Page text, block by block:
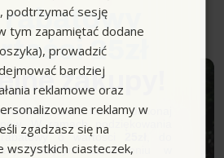
podtrzymać sesję
tym zapamiętać dodane
prowadzić
bardziej
reklamowe oraz
reklamy w
zgadzasz się na
wszystkich ciasteczek,
25zł
zakupy!
załóż konto i dokonaj
W ramach podziękowania
rabatowy o wartości
kolejnym zamówieniu w